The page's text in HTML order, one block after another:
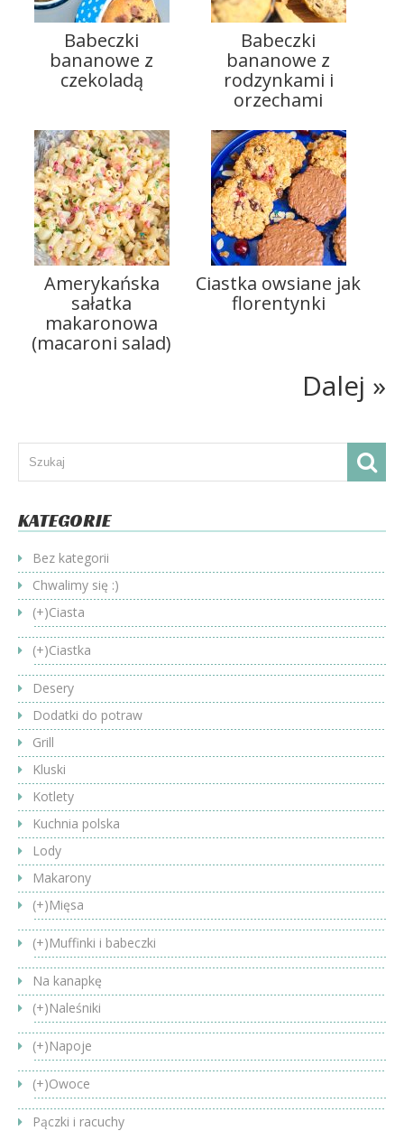
Babeczki
bananowe z
czekoladą
Babeczki
bananowe z
rodzynkami i
orzechami
Amerykańska
sałatka
makaronowa
(macaroni salad)
Ciastka owsiane jak
florentynki
Dalej »
KATEGORIE
Bez kategorii
Chwalimy się :)
(+)Ciasta
(+)Ciastka
Desery
Dodatki do potraw
Grill
Kluski
Kotlety
Kuchnia polska
Lody
Makarony
(+)Mięsa
(+)Muffinki i babeczki
Na kanapkę
(+)Naleśniki
(+)Napoje
(+)Owoce
Pączki i racuchy